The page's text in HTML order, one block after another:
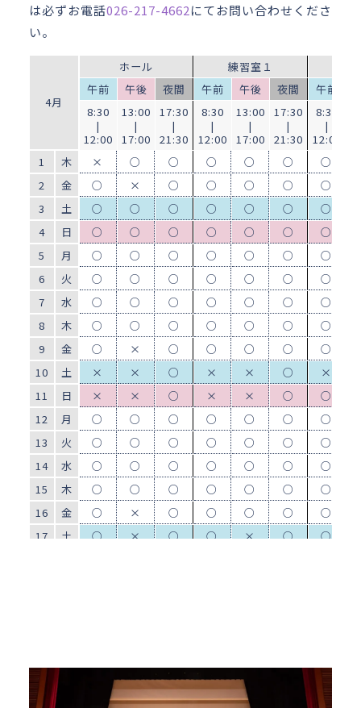
は必ずお電話026-217-4662にてお問い合わせくださ
い。
4月
ホール 練習室１
午前
午後 夜間 午前 午後 夜間 午前
8:30
|
12:00
13:00
|
17:00
17:30
|
21:30
8:30
|
12:00
13:00
|
17:00
17:30
|
21:30
8:30
|
12:00
1
木 × ○ ○ ○ ○ ○ ○
2
金 ○ × ○ ○ ○ ○ ○
3
土 ○ ○ ○ ○ ○ ○ ○
4
日 ○ ○ ○ ○ ○ ○ ○
5
月 ○ ○ ○ ○ ○ ○ ○
6
火 ○ ○ ○ ○ ○ ○ ○
7
水 ○ ○ ○ ○ ○ ○ ○
8
木 ○ ○ ○ ○ ○ ○ ○
9
金 ○ × ○ ○ ○ ○ ○
10
土 × × ○ × × ○ ×
11
日 × × ○ × × ○ ○
12
月 ○ ○ ○ ○ ○ ○ ○
13
火 ○ ○ ○ ○ ○ ○ ○
14
水 ○ ○ ○ ○ ○ ○ ○
15
木 ○ ○ ○ ○ ○ ○ ○
16
金 ○ × ○ ○ ○ ○ ○
17
土 ○ × ○ ○ × ○ ○
23
× ○ ○ ○
24
× ○ ○ ○ ×